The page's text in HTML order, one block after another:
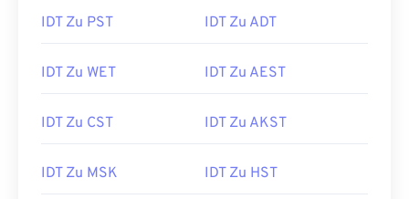
IDT Zu PST IDT Zu ADT
IDT Zu WET IDT Zu AEST
IDT Zu CST IDT Zu AKST
IDT Zu MSK IDT Zu HST